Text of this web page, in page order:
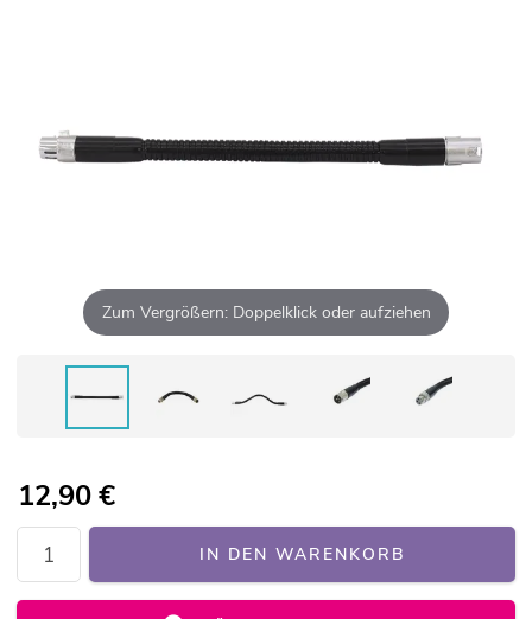
Zum Vergrößern: Doppelklick oder aufziehen
12,90€
IN DEN WARENKORB